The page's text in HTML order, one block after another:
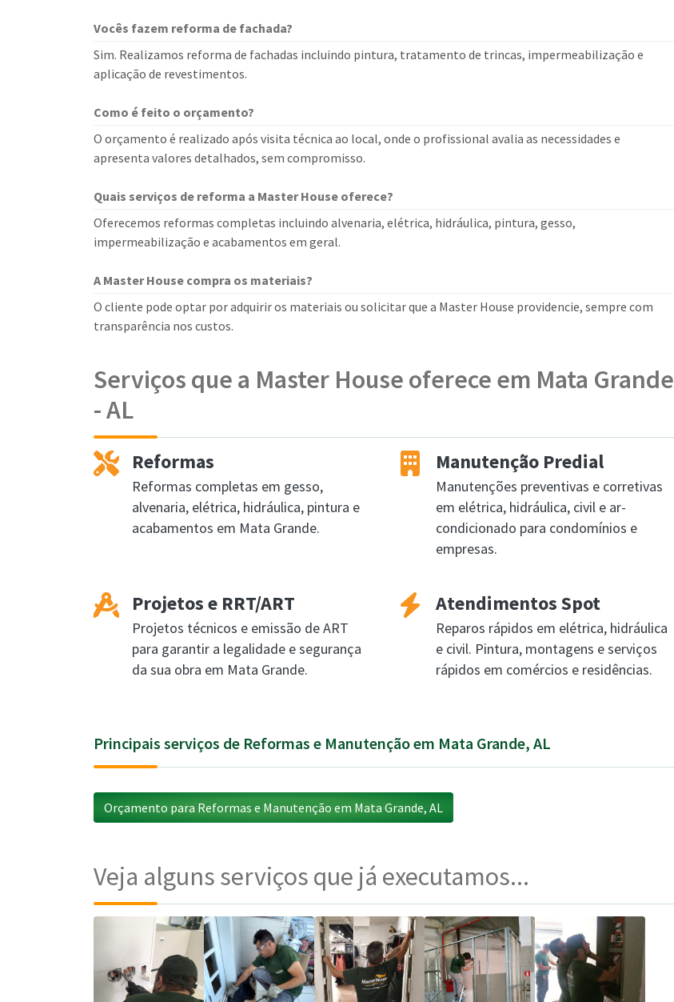
Vocês fazem reforma de fachada?
Sim. Realizamos reforma de fachadas incluindo pintura, tratamento de trincas, impermeabilização e
aplicação de revestimentos.
Como é feito o orçamento?
O orçamento é realizado após visita técnica ao local, onde o profissional avalia as necessidades e
apresenta valores detalhados, sem compromisso.
Quais serviços de reforma a Master House oferece?
Oferecemos reformas completas incluindo alvenaria, elétrica, hidráulica, pintura, gesso,
impermeabilização e acabamentos em geral.
A Master House compra os materiais?
O cliente pode optar por adquirir os materiais ou solicitar que a Master House providencie, sempre com
transparência nos custos.
Serviços que a Master House oferece em Mata Grande
- AL
Reformas
Reformas completas em gesso,
alvenaria, elétrica, hidráulica, pintura e
acabamentos em Mata Grande.
Manutenção Predial
Manutenções preventivas e corretivas
em elétrica, hidráulica, civil e ar-
condicionado para condomínios e
empresas.
Projetos e RRT/ART
Projetos técnicos e emissão de ART
para garantir a legalidade e segurança
da sua obra em Mata Grande.
Atendimentos Spot
Reparos rápidos em elétrica, hidráulica
e civil. Pintura, montagens e serviços
rápidos em comércios e residências.
Principais serviços de Reformas e Manutenção em Mata Grande, AL
Orçamento para Reformas e Manutenção em Mata Grande, AL
Veja alguns serviços que já executamos...